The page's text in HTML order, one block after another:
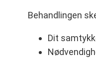
Behandlingen
Dit